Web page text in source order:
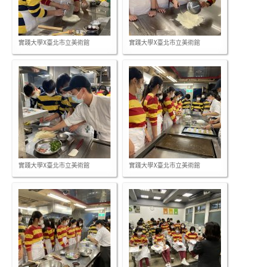
實踐大學X臺北市立美術館 實踐大學X臺北市立美術館
實踐大學X臺北市立美術館 實踐大學X臺北市立美術館